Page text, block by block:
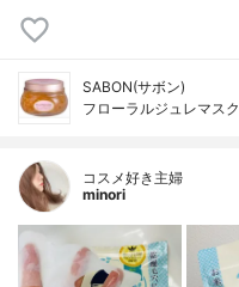
SABON(サボン)
フローラルジュレマスク
コスメ好き主婦
minori